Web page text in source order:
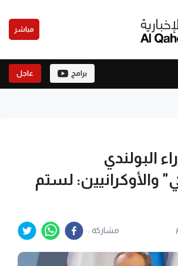
مباشر
برامج عاجل
البولندي
والأوكرانيين: لستم
مشاركة :